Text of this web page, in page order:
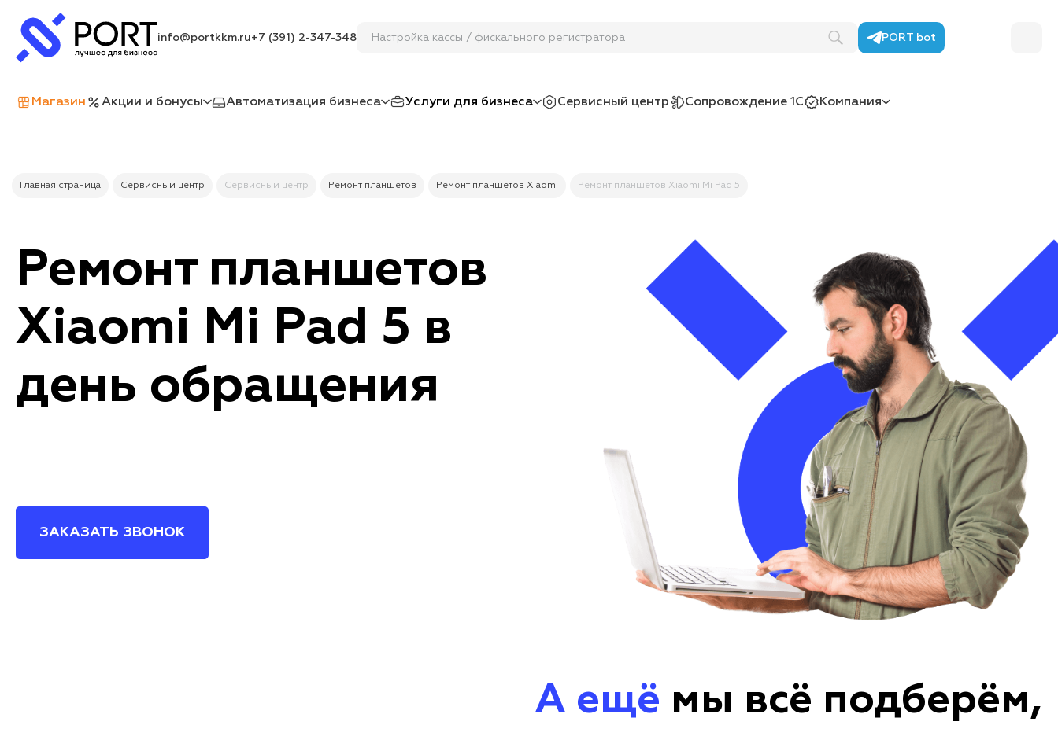
info@portkkm.ru+7 (391) 2-347-348 Настройка кассы / фискальног PORT bot
Магазин Акции и бонусы Автоматизация бизнеса Услуги для бизнеса Сервисный центр Сопровождение 1С Компания
Главная страница Сервисный центр Сервисный центр Ремонт планшетов Ремонт планшетов Xiaomi Ремонт планшетов Xiaomi Mi Pad 5
Ремонт планшетов
Xiaomi Mi Pad 5 в
день обращения
ЗАКАЗАТЬ ЗВОНОК
А ещё мы всё подберём,